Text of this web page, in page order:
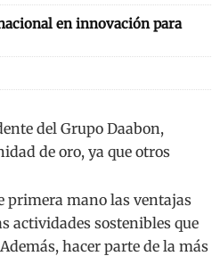
en innovación para
del Grupo Daabon,
de oro, ya que otros
primera mano las ventajas
actividades sostenibles que
hacer parte de la más